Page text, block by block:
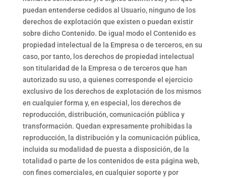
puedan entenderse cedidos al Usuario, ninguno de los
derechos de explotación que existen o puedan existir
sobre dicho Contenido. De igual modo el Contenido es
propiedad intelectual de la Empresa o de terceros, en su
caso, por tanto, los derechos de propiedad intelectual
son titularidad de la Empresa o de terceros que han
autorizado su uso, a quienes corresponde el ejercicio
exclusivo de los derechos de explotación de los mismos
en cualquier forma y, en especial, los derechos de
reproducción, distribución, comunicación pública y
transformación. Quedan expresamente prohibidas la
reproducción, la distribución y la comunicación pública,
incluida su modalidad de puesta a disposición, de la
totalidad o parte de los contenidos de esta página web,
con fines comerciales, en cualquier soporte y por